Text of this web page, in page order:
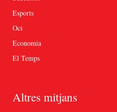
Esports
Oci
Economia
El Temps
Altres mitjans